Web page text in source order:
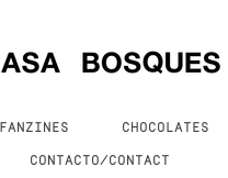
FANZINES CHOCOLATES
CONTACTO/CONTACT